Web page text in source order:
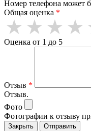
Номер телефона может
Общая оценка *
Оценка от 1 до 5
Отзыв *
Отзыв.
Фото
Фотографии к отзыву
Закрыть Отправить